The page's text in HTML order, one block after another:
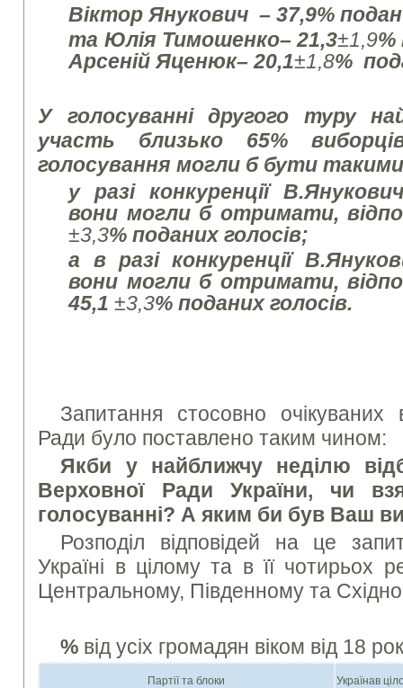
Віктор Янукович – 37,9%
та Юлія Тимошенко–21,3±1,9%
Арсеній Яценюк– 20,1±1,8%
У голосуванні другого туру
участь близько 65%
голосування могли б бути
у разі конкуренції
вони могли б отримати,
±3,3% поданих голосів;
а в разі конкуренції
вони могли б отримати,
45,1±3,3% поданих голосів.
Запитання стосовно очікуваних
Ради було поставлено таким чином:
Якби у найближчу неділю
Верховної Ради України, чи
голосуванні? А яким би був Ваш
Розподіл відповідей на це
Україні в цілому та в її чотирьох
Центральному, Південному та
% від усіх громадян віком від 18
Партії та блоки Українав